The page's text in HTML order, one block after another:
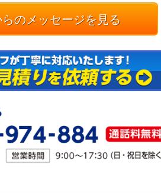
のメッセージを見る